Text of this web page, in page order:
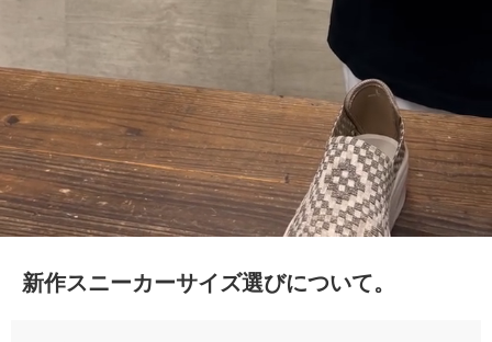
新作スニーカーサイズ選びについて。